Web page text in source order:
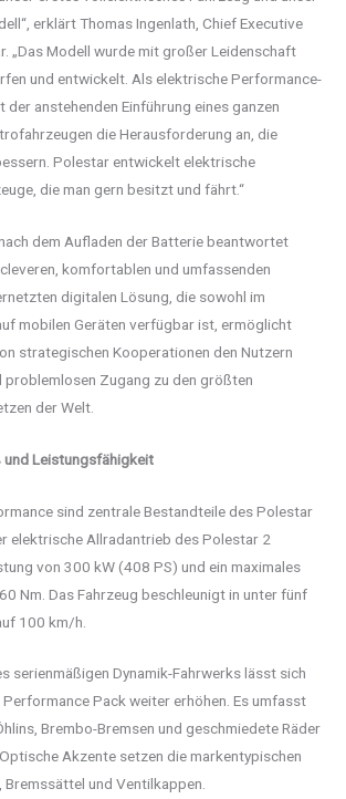
erklärt Thomas Ingenlath, Chief Executive
„Das Modell wurde mit großer Leidenschaft
und entwickelt. Als elektrische Performance-
der anstehenden Einführung eines ganzen
die Herausforderung an, die
Polestar entwickelt elektrische
die man gern besitzt und fährt.“
dem Aufladen der Batterie beantwortet
komfortablen und umfassenden
digitalen Lösung, die sowohl im
mobilen Geräten verfügbar ist, ermöglicht
strategischen Kooperationen den Nutzern
problemlosen Zugang zu den größten
der Welt.
und Leistungsfähigkeit
sind zentrale Bestandteile des Polestar
elektrische Allradantrieb des Polestar 2
von 300 kW (408 PS) und ein maximales
Nm. Das Fahrzeug beschleunigt in unter fünf
100 km/h.
serienmäßigen Dynamik-Fahrwerks lässt sich
Pack weiter erhöhen. Es umfasst
Brembo-Bremsen und geschmiedete Räder
Akzente setzen die markentypischen
und Ventilkappen.